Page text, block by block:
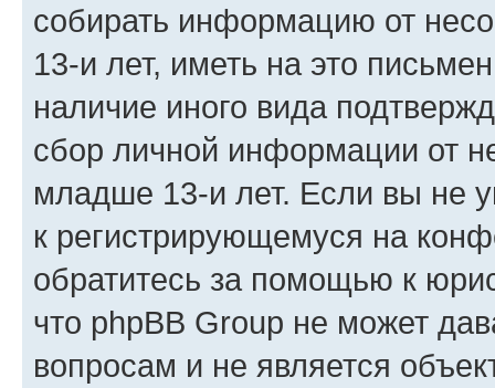
собирать информацию от
13-и лет, иметь на это
наличие иного вида
сбор личной информации от
младше 13-и лет. Если вы не
к регистрирующемуся на
обратитесь за помощью к
что phpBB Group не может
вопросам и не является